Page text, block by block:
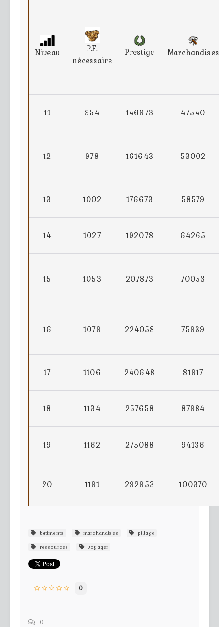
Niveau
P.F.
nécessaire
Prestige Marchandises
11 954 146973 47540
12 978 161643 53002
13 1002 176673 58579
14 1027 192078 64265
15 1053 207873 70053
16 1079 224058 75939
17 1106 240648 81917
18 1134 257658 87984
19 1162 275088 94136
20 1191 292953 100370
batiments marchandises
pillage
ressources
voyager
0
0